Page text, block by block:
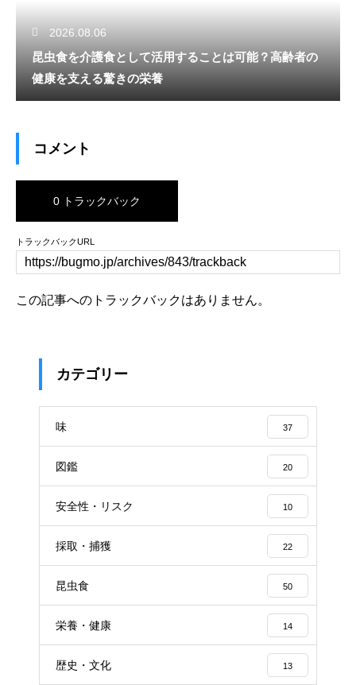
2026.08.06
昆虫食を介護食として活用することは可能？高齢者の
健康を支える驚きの栄養
コメント
0 トラックバック
トラックバックURL
この記事へのトラックバックはありません。
カテゴリー
味 37
図鑑 20
安全性・リスク 10
採取・捕獲 22
昆虫食 50
栄養・健康 14
歴史・文化 13